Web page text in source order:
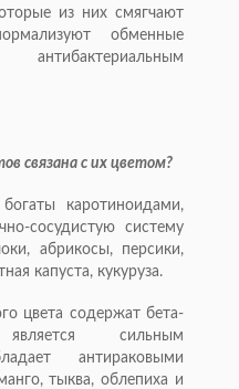
из них смягчают
обменные
связана с их цветом?
каротиноидами,
сосудистую систему
абрикосы, персики,
капуста, кукуруза.
цвета содержат бета-
сильным
антираковыми
тыква, облепиха и